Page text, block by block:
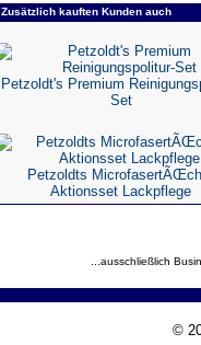
Zusätzlich kauften Kunden auch
Petzoldt's Premium
Set
Petzoldts
Aktionsset Lackpflege
...ausschließlich
©